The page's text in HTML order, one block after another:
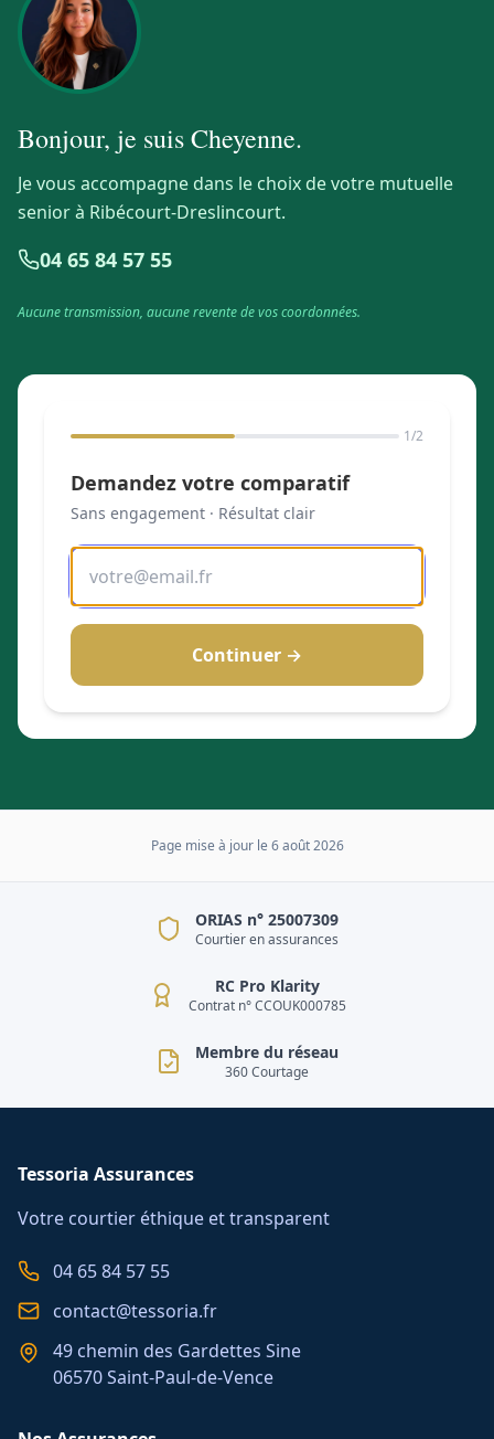
Bonjour, je suisCheyenne.
Je vous accompagne dans le choix de votre mutuelle
senior à Ribécourt-Dreslincourt.
04 65 84 57 55
Aucune transmission, aucune revente de vos coordonnées.
1/2
Demandez votre comparatif
Sans engagement · Résultat clair
Continuer →
Page mise à jour le 6 août 2026
ORIAS n° 25007309
Courtier en assurances
RC Pro Klarity
Contrat n° CCOUK000785
Membre du réseau
360 Courtage
Tessoria Assurances
Votre courtier éthique et transparent
04 65 84 57 55
contact@tessoria.fr
49 chemin des Gardettes Sine
06570 Saint-Paul-de-Vence